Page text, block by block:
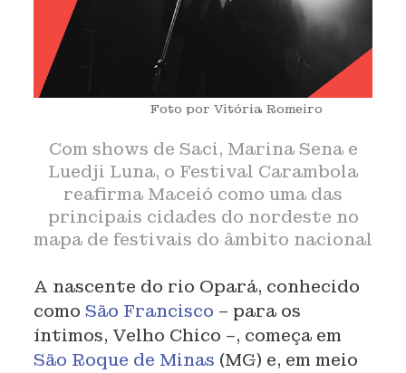
Foto por Vitória Romeiro
Com shows de Saci, Marina Sena e
Luedji Luna, o Festival Carambola
reafirma Maceió como uma das
principais cidades do nordeste no
mapa de festivais do âmbito nacional
A nascente do rio Opará, conhecido
como São Francisco – para os
íntimos, Velho Chico –, começa em
São Roque de Minas (MG) e, em meio